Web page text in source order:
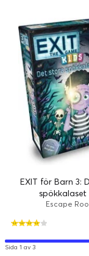
EXIT för Barn 3:
spökkalaset
Escape
Sida 1 av 3